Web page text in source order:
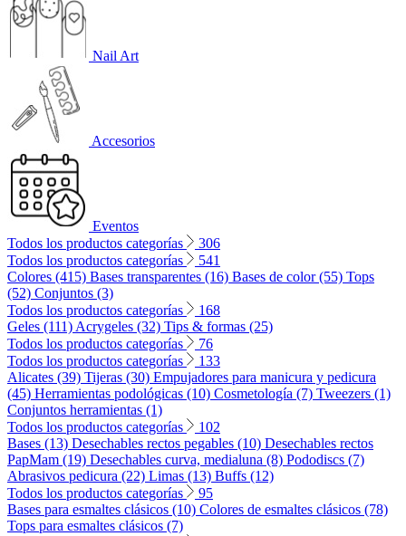
Nail Art
Accesorios
Eventos
Todos los productos categorías
306
Todos los productos categorías
541
Colores (415) Bases transparentes (16) Bases de color (55) Tops
(52) Conjuntos (3)
Todos los productos categorías
168
Geles (111) Acrygeles (32) Tips & formas (25)
Todos los productos categorías
76
Todos los productos categorías
133
Alicates (39) Tijeras (30) Empujadores para manicura y pedicura
(45) Herramientas podológicas (10) Cosmetología (7) Tweezers (1)
Conjuntos herramientas (1)
Todos los productos categorías
102
Bases (13) Desechables rectos pegables (10) Desechables rectos
PapMam (19) Desechables curva, medialuna (8) Pododiscs (7)
Abrasivos pedicura (22) Limas (13) Buffs (12)
Todos los productos categorías
95
Bases para esmaltes clásicos (10) Colores de esmaltes clásicos (78)
Tops para esmaltes clásicos (7)